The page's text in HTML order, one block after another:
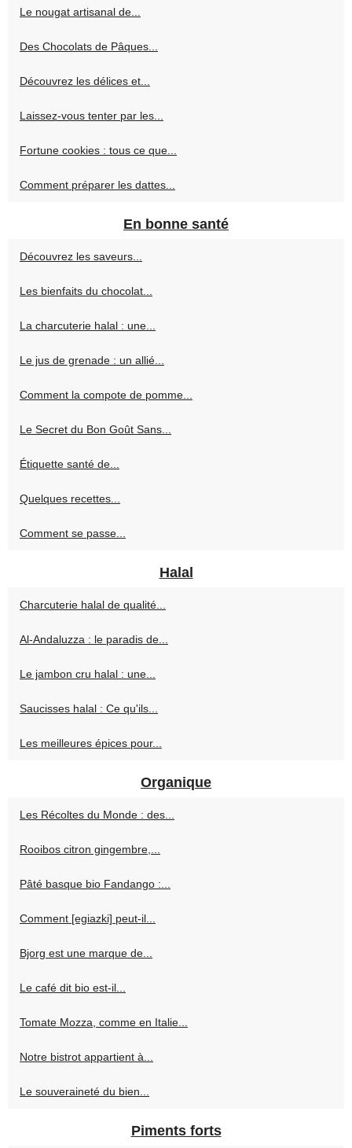
Le nougat artisanal de...
Des Chocolats de Pâques...
Découvrez les délices et...
Laissez-vous tenter par les...
Fortune cookies : tous ce que...
Comment préparer les dattes...
En bonne santé
Découvrez les saveurs...
Les bienfaits du chocolat...
La charcuterie halal : une...
Le jus de grenade : un allié...
Comment la compote de pomme...
Le Secret du Bon Goût Sans...
Étiquette santé de...
Quelques recettes...
Comment se passe...
Halal
Charcuterie halal de qualité...
Al-Andaluzza : le paradis de...
Le jambon cru halal : une...
Saucisses halal : Ce qu'ils...
Les meilleures épices pour...
Organique
Les Récoltes du Monde : des...
Rooibos citron gingembre,...
Pâté basque bio Fandango :...
Comment [egiazki] peut-il...
Bjorg est une marque de...
Le café dit bio est-il...
Tomate Mozza, comme en Italie...
Notre bistrot appartient à...
Le souveraineté du bien...
Piments forts